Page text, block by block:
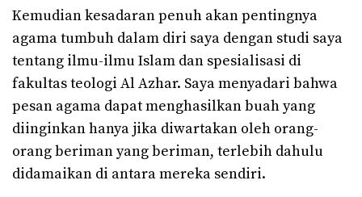
Kemudian kesadaran penuh akan pentingnya
agama tumbuh dalam diri saya dengan studi saya
tentang ilmu-ilmu Islam dan spesialisasi di
fakultas teologi Al Azhar. Saya menyadari bahwa
pesan agama dapat menghasilkan buah yang
diinginkan hanya jika diwartakan oleh orang-
orang beriman yang beriman, terlebih dahulu
didamaikan di antara mereka sendiri.